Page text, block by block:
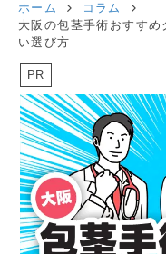
ホーム
コラム
大阪の包茎手術おすす
い選び方